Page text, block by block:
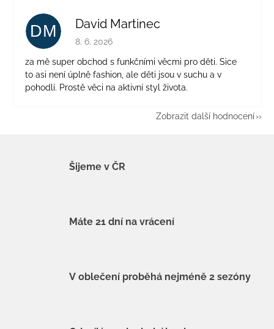
DM David Martinec
Hodnocení obchodu je 5 z 5 hvězdiček.
8. 6. 2026
za mě super obchod s funkčními věcmi pro děti. Sice
to asi není úplně fashion, ale děti jsou v suchu a v
pohodlí. Prostě věci na aktivní styl života.
Zobrazit další hodnocení
Šijeme v ČR
Máte 21 dní na vrácení
V oblečení proběhá nejméně 2 sezóny